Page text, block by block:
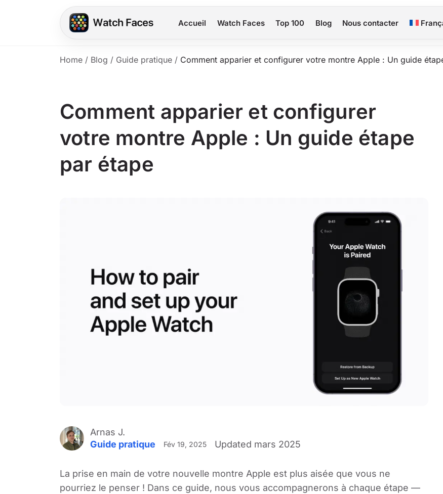
Accueil Watch Faces Top 100 Blog Nous contacter
Home / Blog / Guide pratique / Comment apparier et configurer votre montre Apple : Un guide
Comment apparier et configurer
votre montre Apple : Un guide étape
par étape
Arnas J.
Guide pratique
Fév 19, 2025 Updated mars 2025
La prise en main de votre nouvelle montre Apple est plus aisée que vous ne
pourriez le penser ! Dans ce guide, nous vous accompagnerons à chaque étape —